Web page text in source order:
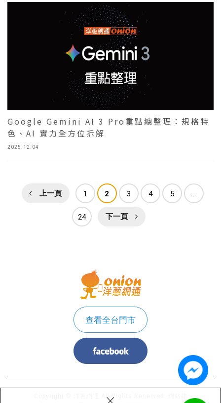
×
2025.12.04
Google Gemini AI 3 Pro重點總整理：規格特
色、AI 實力全方位拆解
上一頁 1 2 3 4 5
24 下一頁
查看全台門市
Copyright © 洋蔥網通 All Rights Reserved.